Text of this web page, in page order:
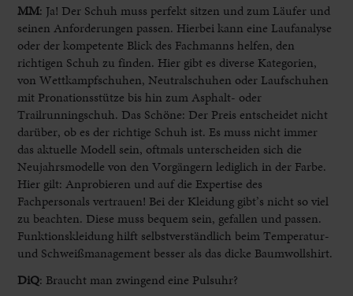
MM: Ja! Der Schuh muss perfekt sitzen und zum Läufer und
seinen Anforderungen passen. Hierbei kann eine Laufanalyse
oder der kompetente Blick des Fachmanns helfen, den
richtigen Schuh zu finden. Hier gibt es diverse Kategorien,
von Wettkampfschuhen, Neutralschuhen oder Laufschuhen
mit Pronationsstütze bis hin zum Asphalt- oder
Trailrunningschuh. Das Schöne: Der Preis entscheidet nicht
darüber, ob es der richtige Schuh ist. Es muss nicht immer
das aktuelle Modell sein, oftmals unterscheiden sich die
Neujahrsmodelle von den Vorgängern lediglich in der Farbe.
Hier gilt: Anprobieren und auf die Expertise des
Fachpersonals vertrauen! Bei der Kleidung gibt’s nicht so viel
zu beachten. Diese muss bequem sein, gefallen und passen.
Funktionskleidung hilft selbstverständlich beim Temperatur-
und Schweißmanagement besser als das dicke Baumwollshirt.
DiQ: Braucht man zwingend eine Pulsuhr?